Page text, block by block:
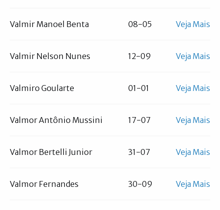
Valmir Manoel Benta 08-05 Veja Mais
Valmir Nelson Nunes 12-09 Veja Mais
Valmiro Goularte 01-01 Veja Mais
Valmor Antônio Mussini 17-07 Veja Mais
Valmor Bertelli Junior 31-07 Veja Mais
Valmor Fernandes 30-09 Veja Mais